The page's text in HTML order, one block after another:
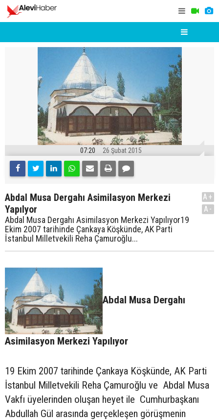
07:20 26 Şubat 2015
Abdal Musa Dergahı Asimilasyon Merkezi
Yapılyor
Abdal Musa Dergahı Asimilasyon Merkezi Yapılıyor19
Ekim 2007 tarihinde Çankaya Köşkünde, AK Parti
İstanbul Milletvekili Reha Çamuroğlu...
A+
A-
Abdal Musa Dergahı
Asimilasyon Merkezi Yapılıyor
19 Ekim 2007 tarihinde Çankaya Köşkünde, AK Parti
İstanbul Milletvekili Reha Çamuroğlu ve Abdal Musa
Vakfı üyelerinden oluşan heyet ile Cumhurbaşkanı
Abdullah Gül arasında gerçekleşen görüşmenin